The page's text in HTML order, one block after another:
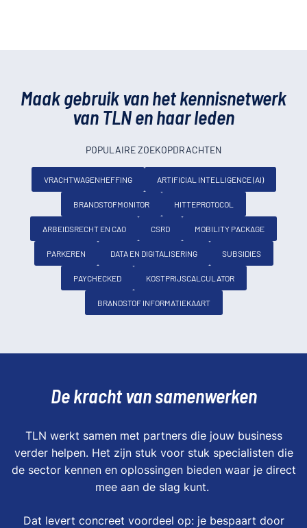
Maak gebruik van het kennisnetwerk
van TLN en haar leden
POPULAIRE ZOEKOPDRACHTEN
VRACHTWAGENHEFFING ARTIFICIAL INTELLIGENCE (AI)
BRANDSTOFMONITOR HITTEPROTOCOL
ARBEIDSRECHT EN CAO CSRD MOBILITY PACKAGE
PARKEREN DATA EN DIGITALISERING SUBSIDIES
PAYCHECKED KOSTPRIJSCALCULATOR
BRANDSTOF INFORMATIEKAART
De kracht van samenwerken
TLN werkt samen met partners die jouw business
verder helpen. Het zijn stuk voor stuk specialisten die
de sector kennen en oplossingen bieden waar je direct
mee aan de slag kunt.
Dat levert concreet voordeel op: je bespaart door